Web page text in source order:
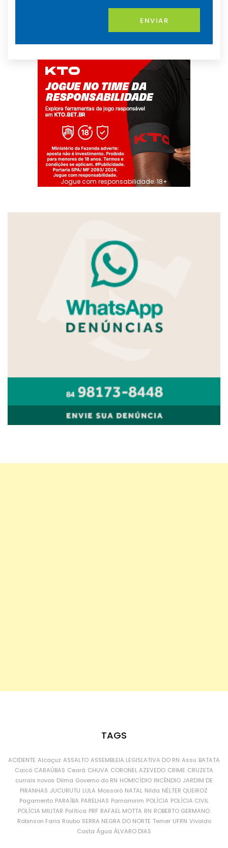
ENVIAR
Jogue com responsabilidade. 18+
TAGS
ACIDENTE Alcaçuz ASSALTO ASSEMBLEIA LEGISLATIVA DO RN Assu BATATA
Caicó CARAÚBAS Ceará CHUVA CORONEL AZEVEDO CRIME CRUZETA
currais novos Dilma Governo do RN HOMICÍDIO INCÊNDIO JARDIM DE
PIRANHAS JUCURUTU LULA Mossoró NATAL Nilda NÉLTER QUEIROZ
Pagamento PARAÍBA PARELHAS Parnamirim POLÍCIA POLÍCIA CIVIL
POLÍCIA MILITAR Política PRF RAFAEL MOTTA RN ROBERTO GERMANO
Robinson Faria Roubo SERRA NEGRA DO NORTE Temer UFRN Vivaldo
Costa Água ÁLVARO DIAS